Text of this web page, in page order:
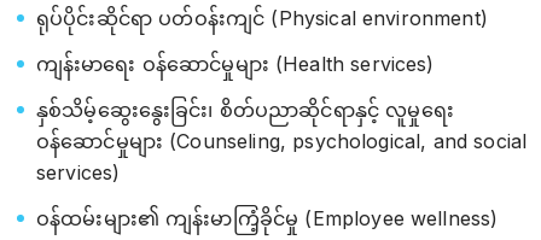
ရုပ်ပိုင်းဆိုင်ရာ ပတ်ဝန်းကျင် (Physical environment)
ကျန်းမာရေး ဝန်ဆောင်မှုများ (Health services)
နှစ်သိမ့်ဆွေးနွေးခြင်း၊ စိတ်ပညာဆိုင်ရာနှင့် လူမှုရေး
ဝန်ဆောင်မှုများ (Counseling, psychological, and social
services)
ဝန်ထမ်းများ၏ ကျန်းမာကြံ့ခိုင်မှု (Employee wellness)